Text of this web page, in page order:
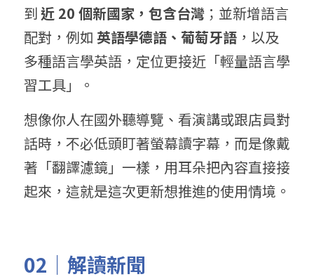
到 近 20 個新國家，包含台灣 ；並新增語言
配對，例如 英語學德語、葡萄牙語 ，以及
多種語言學英語，定位更接近「輕量語言學
習工具」。
想像你人在國外聽導覽、看演講或跟店員對
話時，不必低頭盯著螢幕讀字幕，而是像戴
著「翻譯濾鏡」一樣，用耳朵把內容直接接
起來，這就是這次更新想推進的使用情境。
02｜解讀新聞